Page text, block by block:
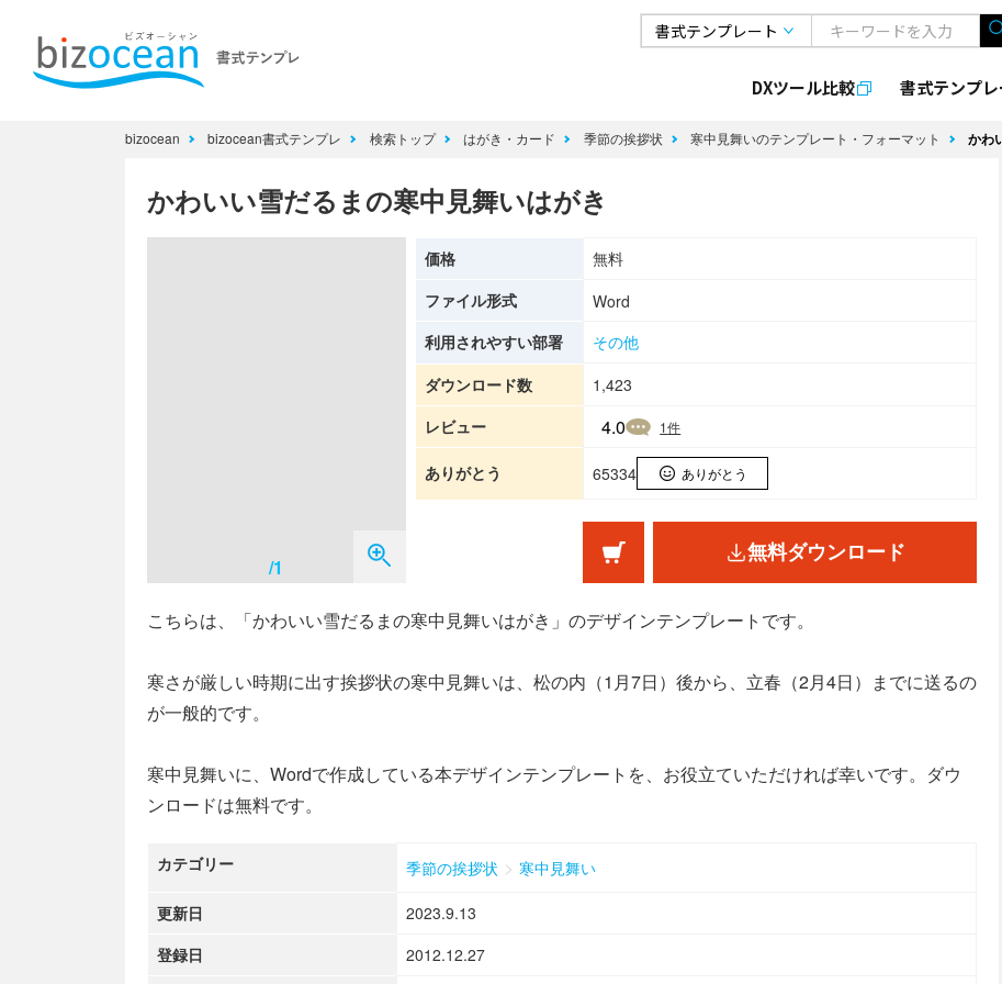
DXツール比較 書式テンプレ
bizocean bizocean書式テンプレ 検索トップ はがき・カード 季節の挨拶状 寒中見舞いのテンプレート・フォーマット かわ
かわいい雪だるまの寒中見舞いはがき
/1
価格
無料
ファイル形式
Word
利用されやすい部署
その他
ダウンロード数
1,423
レビュー
4.0 1件
ありがとう 65334 ありがとう
無料ダウンロード
こちらは、「かわいい雪だるまの寒中見舞いはがき」のデザインテンプレートです。
寒さが厳しい時期に出す挨拶状の寒中見舞いは、松の内（1月7日）後から、立春（2月4日）までに送るの
が一般的です。
寒中見舞いに、Wordで作成している本デザインテンプレートを、お役立ていただければ幸いです。ダウ
ンロードは無料です。
カテゴリー 季節の挨拶状 > 寒中見舞い
更新日
2023.9.13
登録日
2012.12.27